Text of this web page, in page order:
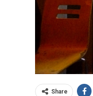
Share